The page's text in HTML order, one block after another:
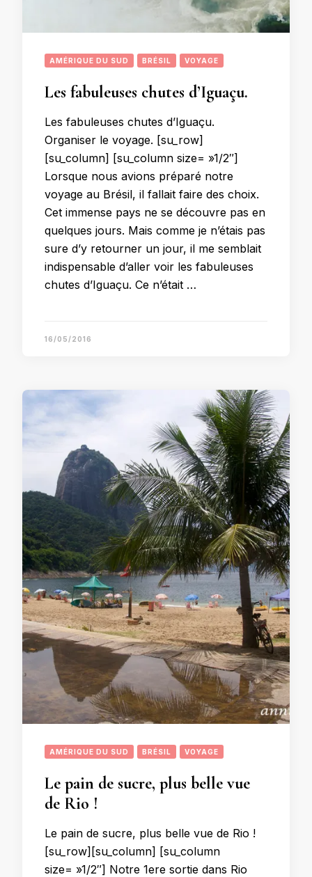
AMÉRIQUE DU SUD BRÉSIL VOYAGE
Les fabuleuses chutes d’Iguaçu.
Les fabuleuses chutes d’Iguaçu.
Organiser le voyage. [su_row]
[su_column] [su_column size= »1/2″]
Lorsque nous avions préparé notre
voyage au Brésil, il fallait faire des choix.
Cet immense pays ne se découvre pas en
quelques jours. Mais comme je n’étais pas
sure d’y retourner un jour, il me semblait
indispensable d’aller voir les fabuleuses
chutes d’Iguaçu. Ce n’était …
16/05/2016
AMÉRIQUE DU SUD BRÉSIL VOYAGE
Le pain de sucre, plus belle vue
de Rio !
Le pain de sucre, plus belle vue de Rio !
[su_row][su_column] [su_column
size= »1/2″] Notre 1ere sortie dans Rio